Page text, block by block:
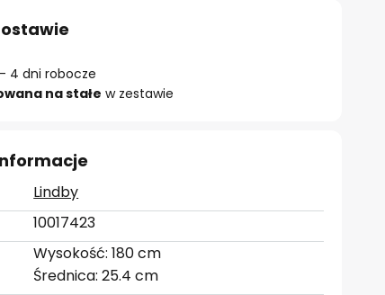
4 dni robocze
na stałe w zestawie
Lindby
10017423
Wysokość: 180 cm
Średnica: 25.4 cm